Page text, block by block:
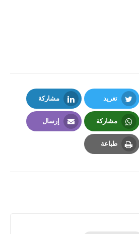
تغريد
Twitter
مشاركة
LinkedIn
مشاركة
Whatsapp
إرسال
طباعة